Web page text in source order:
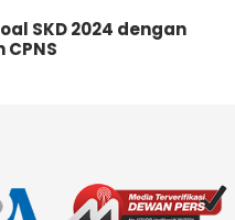
SKD 2024 dengan